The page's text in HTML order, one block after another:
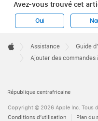
Avez-vous trouvé cet
Oui
Footer

Apple
Assistance
Guide
Ajouter des commandes à
République centrafricaine
Copyright © 2026 Apple Inc. Tous
Conditions d’utilisation
Plan du